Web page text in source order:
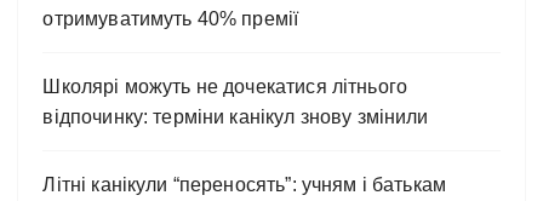
отримуватимуть 40% премії
Школярі можуть не дочекатися літнього
відпочинку: терміни канікул знову змінили
Літні канікули “переносять”: учням і батькам